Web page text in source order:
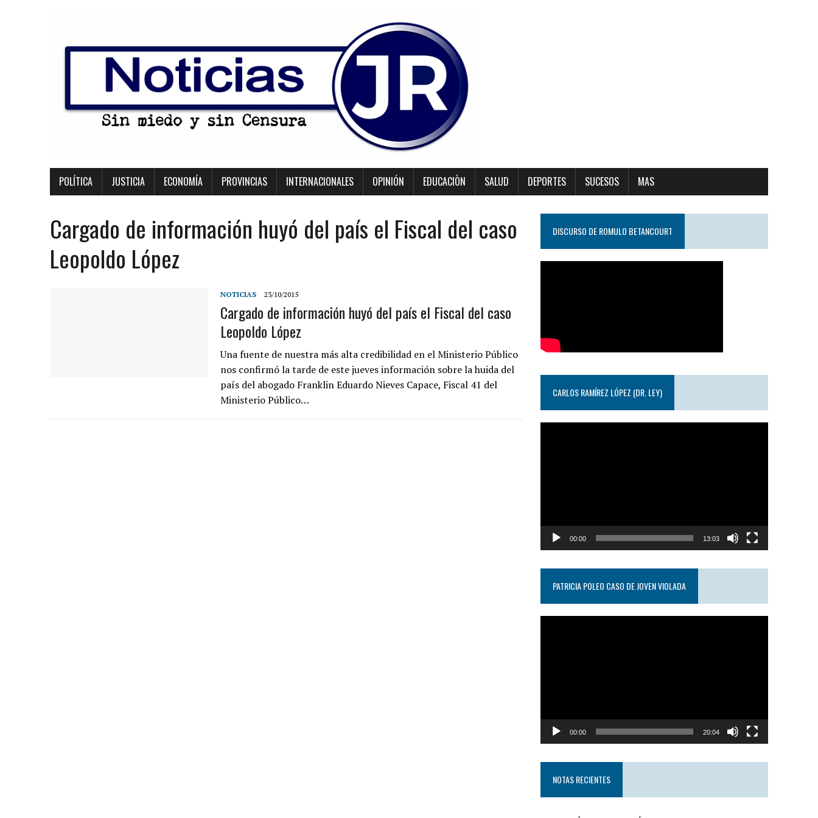
POLÍTICA JUSTICIA ECONOMÍA PROVINCIAS INTERNACIONALES OPINIÓN EDUCACIÒN SALUD DEPORTES SUCESOS MAS
Cargado de información huyó del país el Fiscal del caso
Leopoldo López
NOTICIAS 23/10/2015
Cargado de información huyó del país el Fiscal del caso
Leopoldo López
Una fuente de nuestra más alta credibilidad en el Ministerio Público
nos confirmó la tarde de este jueves información sobre la huida del
país del abogado Franklin Eduardo Nieves Capace, Fiscal 41 del
Ministerio Público…
DISCURSO DE ROMULO BETANCOURT
CARLOS RAMÍREZ LÓPEZ (DR. LEY)
00:00 13:03
PATRICIA POLEO CASO DE JOVEN VIOLADA
00:00 20:04
NOTAS RECIENTES